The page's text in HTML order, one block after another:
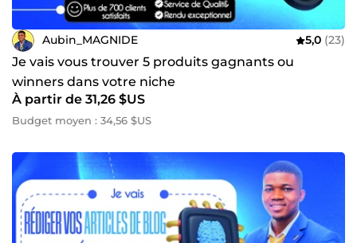
Aubin_MAGNIDE 5,0 (23)
Je vais vous trouver 5 produits gagnants ou
winners dans votre niche
À partir de 31,26 $US
Budget moyen : 34,56 $US